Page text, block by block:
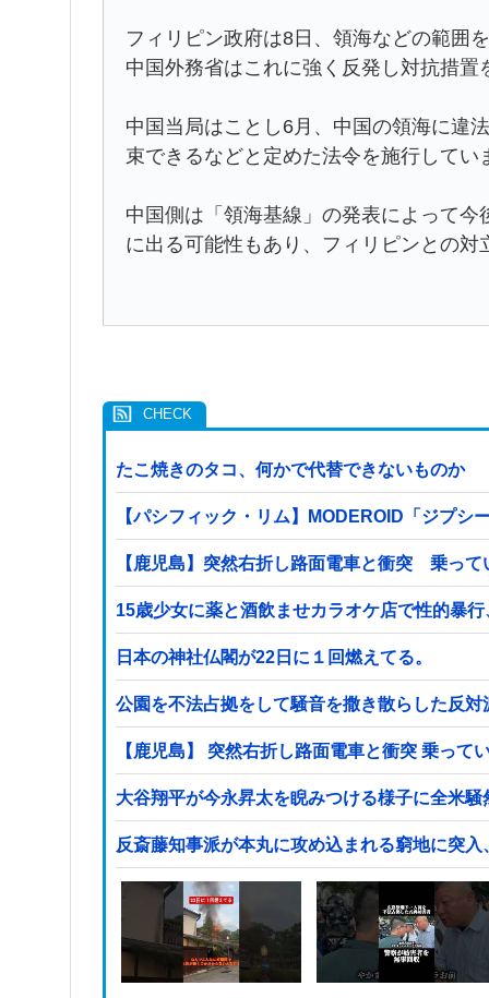
フィリピン政府は8日、領海などの範囲
中国外務省はこれに強く反発し対抗措
中国当局はことし6月、中国の領海に違
束できるなどと定めた法令を施行してい
中国側は「領海基線」の発表によって
に出る可能性もあり、フィリピンとの
たこ焼きのタコ、何かで代替できないものか
【パシフィック・リム】MODEROID「ジプ
【鹿児島】突然右折し路面電車と衝突 乗っ
15歳少女に薬と酒飲ませカラオケ店で性的
日本の神社仏閣が22日に１回燃えてる。
公園を不法占拠をして騒音を撒き散らした反
【鹿児島】 突然右折し路面電車と衝突 乗っ
大谷翔平が今永昇太を睨みつける様子に全米
反斎藤知事派が本丸に攻め込まれる窮地に突